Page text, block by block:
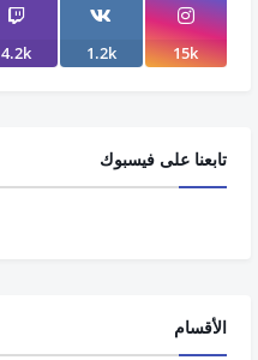
15k
1.2k
4.2k
تابعنا على فيسبوك
الأقسام